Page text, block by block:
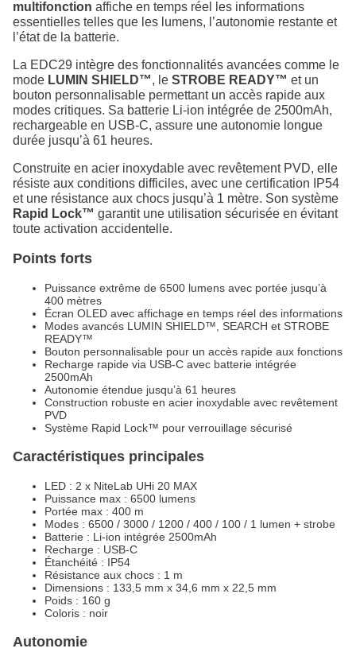
multifonction affiche en temps réel les informations
essentielles telles que les lumens, l’autonomie restante et
l’état de la batterie.
La EDC29 intègre des fonctionnalités avancées comme le
mode LUMIN SHIELD™, le STROBE READY™ et un
bouton personnalisable permettant un accès rapide aux
modes critiques. Sa batterie Li-ion intégrée de 2500mAh,
rechargeable en USB-C, assure une autonomie longue
durée jusqu’à 61 heures.
Construite en acier inoxydable avec revêtement PVD, elle
résiste aux conditions difficiles, avec une certification IP54
et une résistance aux chocs jusqu’à 1 mètre. Son système
Rapid Lock™ garantit une utilisation sécurisée en évitant
toute activation accidentelle.
Points forts
Puissance extrême de 6500 lumens avec portée jusqu’à
400 mètres
Écran OLED avec affichage en temps réel des informations
Modes avancés LUMIN SHIELD™, SEARCH et STROBE
READY™
Bouton personnalisable pour un accès rapide aux fonctions
Recharge rapide via USB-C avec batterie intégrée
2500mAh
Autonomie étendue jusqu’à 61 heures
Construction robuste en acier inoxydable avec revêtement
PVD
Système Rapid Lock™ pour verrouillage sécurisé
Caractéristiques principales
LED : 2 x NiteLab UHi 20 MAX
Puissance max : 6500 lumens
Portée max : 400 m
Modes : 6500 / 3000 / 1200 / 400 / 100 / 1 lumen + strobe
Batterie : Li-ion intégrée 2500mAh
Recharge : USB-C
Étanchéité : IP54
Résistance aux chocs : 1 m
Dimensions : 133,5 mm x 34,6 mm x 22,5 mm
Poids : 160 g
Coloris : noir
Autonomie